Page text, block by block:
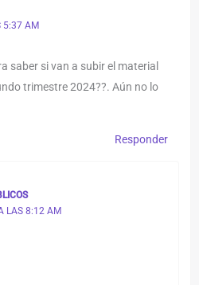
5:37 AM
saber si van a subir el material
trimestre 2024??. Aún no lo
Responder
LAS 8:12 AM